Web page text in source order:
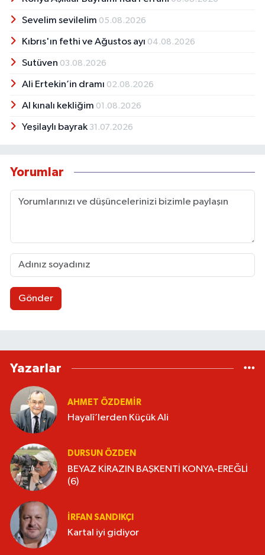
Sevelim sevilelim 05.08.2026
Kıbrıs'ın fethi ve Ağustos ayı 04.08.2026
Sutüven 03.08.2026
Ali Ertekin’in dramı 02.08.2026
Al kınalı kekliğim 01.08.2026
Yeşilaylı bayrak 31.07.2026
Yorumlar
Gönder
Yazarlar
AHMET ÖZDEMIR
Hayalî’lerden Küçük Ali
DURSUN ÖZDEN
BEYAZ KİRAZIN BAŞKENTİ KONYA-EREĞLİ
(6)
İRFAN SANDIKÇI
Kartal iyi gidiyor